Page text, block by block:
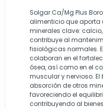
Solgar Ca/Mg Plus
alimenticio que aporta
minerales clave:
contribuye al
fisiológicas normales.
colaboran en el
ósea, así como en el
muscular y nervioso. El
absorción de otros
favoreciendo el
contribuyendo al